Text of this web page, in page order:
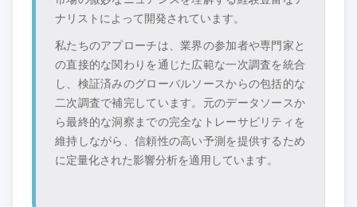
ナリストによって開発されています。
私たちのアプローチは、業界の参加者や専門家と
の直接的な関わりを通じた広範な一次調査を統合
し、検証済みのグローバルソースからの包括的な
二次調査で補完しています。元のデータソースか
ら最終的な洞察までの完全なトレーサビリティを
維持しながら、信頼性の高い予測を提供するため
に定量化された影響分析を適用しています。